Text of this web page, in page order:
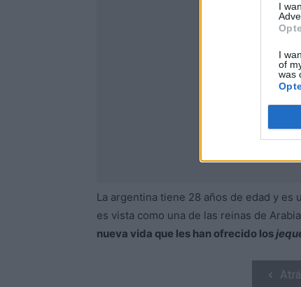
I
I
of
was
La argentina tiene 28 años de edad y es
es vista como una de las reinas de
nueva vida que les han ofrecido los